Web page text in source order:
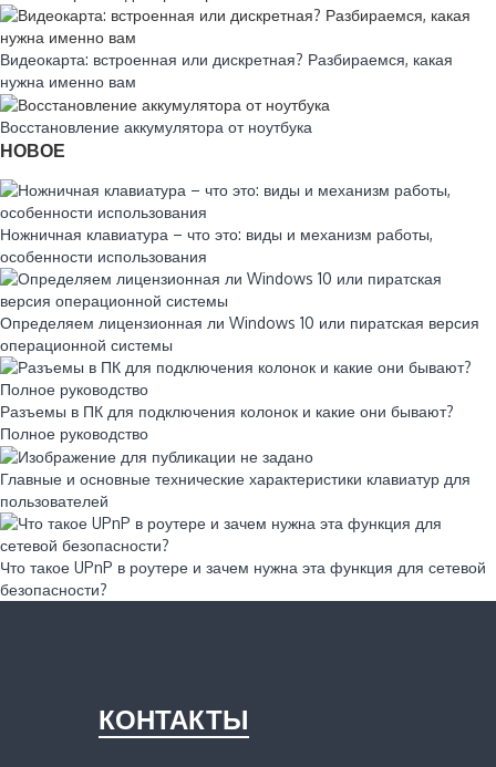
Видеокарта: встроенная или дискретная? Разбираемся, какая
нужна именно вам
Восстановление аккумулятора от ноутбука
НОВОЕ
Ножничная клавиатура – что это: виды и механизм работы,
особенности использования
Определяем лицензионная ли Windows 10 или пиратская версия
операционной системы
Разъемы в ПК для подключения колонок и какие они бывают?
Полное руководство
Главные и основные технические характеристики клавиатур для
пользователей
Что такое UPnP в роутере и зачем нужна эта функция для сетевой
безопасности?
КОНТАКТЫ